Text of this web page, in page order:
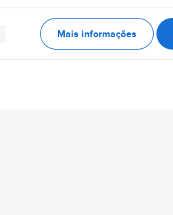
Mais informações